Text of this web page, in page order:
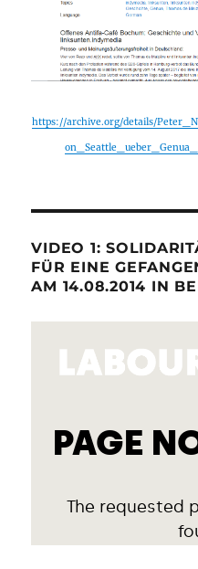
https://archive.org/details/
VIDEO 1:
FÜR EINE
AM 14.08.2014 IN